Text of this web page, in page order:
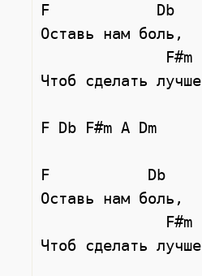
F            Db
Оставь нам боль,
Чтоб сделать лучше
F Db F#m A Dm
F           Db
Оставь нам боль,
Чтоб сделать лучше